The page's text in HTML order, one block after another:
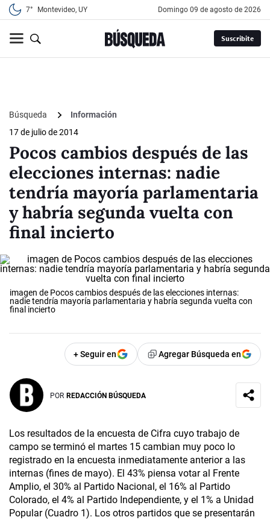
7° Montevideo, UY domingo 09 de agosto de 2026
Suscribite
Búsqueda
Información
17 de julio de 2014
Pocos cambios después de las
elecciones internas: nadie
tendría mayoría parlamentaria
y habría segunda vuelta con
final incierto
imagen de Pocos cambios después de las elecciones internas:
nadie tendría mayoría parlamentaria y habría segunda vuelta con
final incierto
+ Seguir en Agregar Búsqueda en
POR REDACCIÓN BÚSQUEDA
Los resultados de la encuesta de Cifra cuyo trabajo de
campo se terminó el martes 15 cambian muy poco lo
registrado en la encuesta inmediatamente anterior a las
internas (fines de mayo). El 43% piensa votar al Frente
Amplio, el 30% al Partido Nacional, el 16% al Partido
Colorado, el 4% al Partido Independiente, y el 1% a Unidad
Popular (Cuadro 1). Los otros partidos que se presentarán